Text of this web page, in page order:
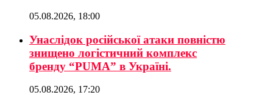
05.08.2026, 18:00
Унаслідок російської атаки повністю
знищено логістичний комплекс
бренду “PUMA” в Україні.
05.08.2026, 17:20